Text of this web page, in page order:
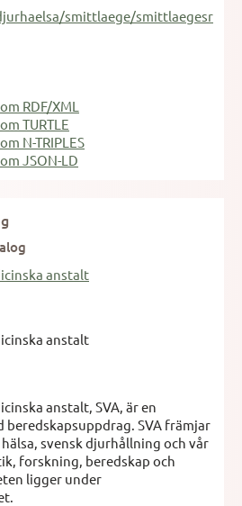
smittlaege/smittlaegesr
RDF/XML
TURTLE
N-TRIPLES
JSON-LD
anstalt
anstalt
anstalt, SVA, är en
SVA främjar
svensk djurhållning och vår
forskning, beredskap och
ligger under